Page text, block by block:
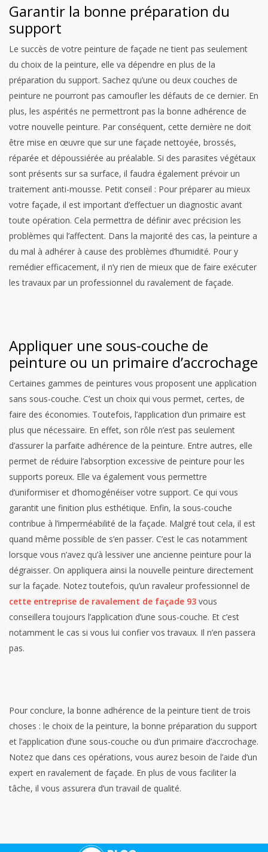
Garantir la bonne préparation du
support
Le succès de votre peinture de façade ne tient pas seulement
du choix de la peinture, elle va dépendre en plus de la
préparation du support. Sachez qu’une ou deux couches de
peinture ne pourront pas camoufler les défauts de ce dernier. En
plus, les aspérités ne permettront pas la bonne adhérence de
votre nouvelle peinture. Par conséquent, cette dernière ne doit
être mise en œuvre que sur une façade nettoyée, brossés,
réparée et dépoussiérée au préalable. Si des parasites végétaux
sont présents sur sa surface, il faudra également prévoir un
traitement anti-mousse. Petit conseil : Pour préparer au mieux
votre façade, il est important d’effectuer un diagnostic avant
toute opération. Cela permettra de définir avec précision les
problèmes qui l’affectent. Dans la majorité des cas, la peinture a
du mal à adhérer à cause des problèmes d’humidité. Pour y
remédier efficacement, il n’y rien de mieux que de faire exécuter
les travaux par un professionnel du ravalement de façade.
Appliquer une sous-couche de
peinture ou un primaire d’accrochage
Certaines gammes de peintures vous proposent une application
sans sous-couche. C’est un choix qui vous permet, certes, de
faire des économies. Toutefois, l’application d’un primaire est
plus que nécessaire. En effet, son rôle n’est pas seulement
d’assurer la parfaite adhérence de la peinture. Entre autres, elle
permet de réduire l’absorption excessive de peinture pour les
supports poreux. Elle va également vous permettre
d’uniformiser et d’homogénéiser votre support. Ce qui vous
garantit une finition plus esthétique. Enfin, la sous-couche
contribue à l’imperméabilité de la façade. Malgré tout cela, il est
quand même possible de s’en passer. C’est le cas notamment
lorsque vous n’avez qu’à lessiver une ancienne peinture pour la
dégraisser. On appliquera ainsi la nouvelle peinture directement
sur la façade. Notez toutefois, qu’un ravaleur professionnel de
cette entreprise de ravalement de façade 93 vous
conseillera toujours l’application d’une sous-couche. Et c’est
notamment le cas si vous lui confier vos travaux. Il n’en passera
pas.
Pour conclure, la bonne adhérence de la peinture tient de trois
choses : le choix de la peinture, la bonne préparation du support
et l’application d’une sous-couche ou d’un primaire d’accrochage.
Notez que dans ces opérations, vous aurez besoin de l’aide d’un
expert en ravalement de façade. En plus de vous faciliter la
tâche, il vous assurera d’un travail de qualité.